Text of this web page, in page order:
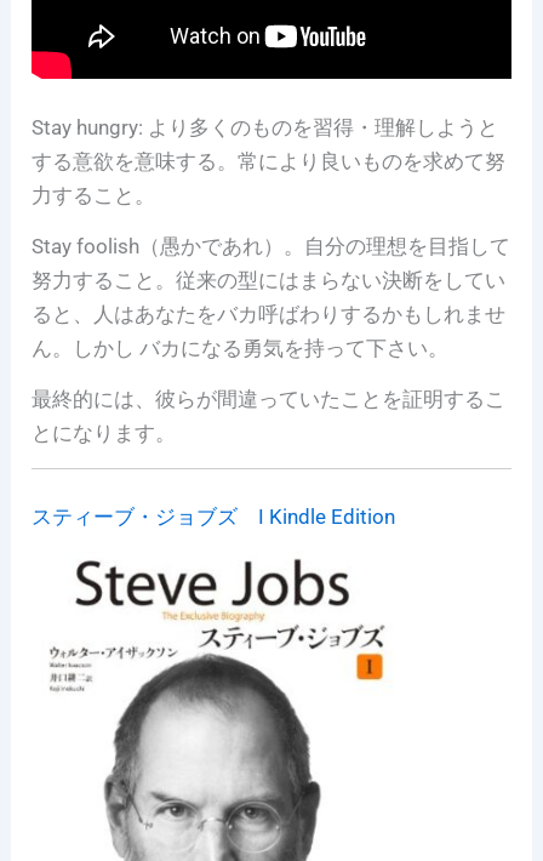
Stay hungry: より多くのものを習得・理解しようと
する意欲を意味する。常により良いものを求めて努
力すること。
Stay foolish（愚かであれ）。自分の理想を目指して
努力すること。従来の型にはまらない決断をしてい
ると、人はあなたをバカ呼ばわりするかもしれませ
ん。しかし バカになる勇気を持って下さい。
最終的には、彼らが間違っていたことを証明するこ
とになります。
スティーブ・ジョブズ I Kindle Edition